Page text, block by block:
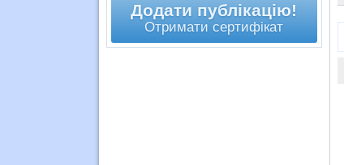
Додати публікацію!
Отримати сертифікат